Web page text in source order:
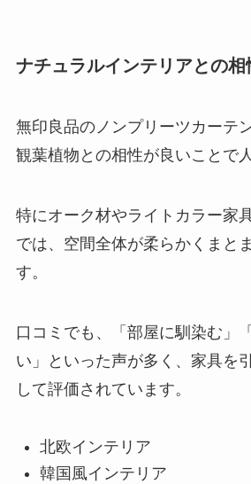
ナチュラルインテリアとの相
無印良品のノンプリーツカーテ
観葉植物との相性が良いことで
特にオーク材やライトカラー家
では、空間全体が柔らかくまと
す。
口コミでも、「部屋に馴染む」
い」といった声が多く、家具を
して評価されています。
北欧インテリア
韓国風インテリア